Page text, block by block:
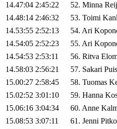
14.47:04 2:45:22 52. Minna
14.48:14 2:46:32 53. Toimi
14.53:55 2:52:13 54. Ari
14.54:05 2:52:23 55. Ari
14.54:53 2:53:11 56. Ritva
14.58:03 2:56:21 57. Sakari
15.00:27 2:58:45 58. Tuomas
15.02:52 3:01:10 59. Hanna
15.06:16 3:04:34 60. Anne
15.08:53 3:07:11 61. Jenni Pitko